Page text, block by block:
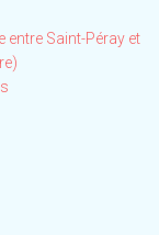
entre Saint-Péray et